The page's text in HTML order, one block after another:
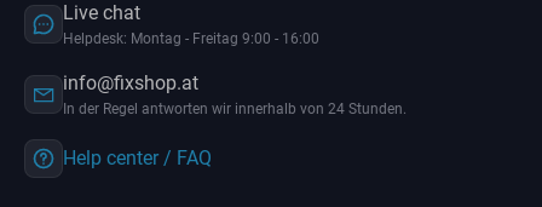
Live chat
Helpdesk: Montag - Freitag 9:00 - 16:00
info@fixshop.at
In der Regel antworten wir innerhalb von 24 Stunden.
Help center / FAQ